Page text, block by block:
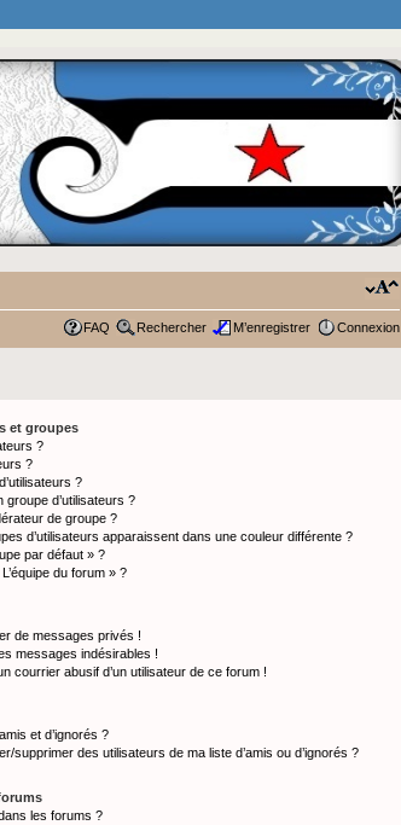
FAQ Rechercher M’enregistrer Connexion
et groupes
?
?
?
d’utilisateurs ?
de groupe ?
d’utilisateurs apparaissent dans une couleur différente ?
par défaut » ?
du forum » ?
de messages privés !
messages indésirables !
courrier abusif d’un utilisateur de ce forum !
et d’ignorés ?
supprimer des utilisateurs de ma liste d’amis ou d’ignorés ?
les forums ?